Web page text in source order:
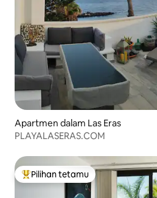
Apartmen dalam Las Eras
PLAYALASERAS.COM
Pilihan utama tetamu
Pilihan tetamu